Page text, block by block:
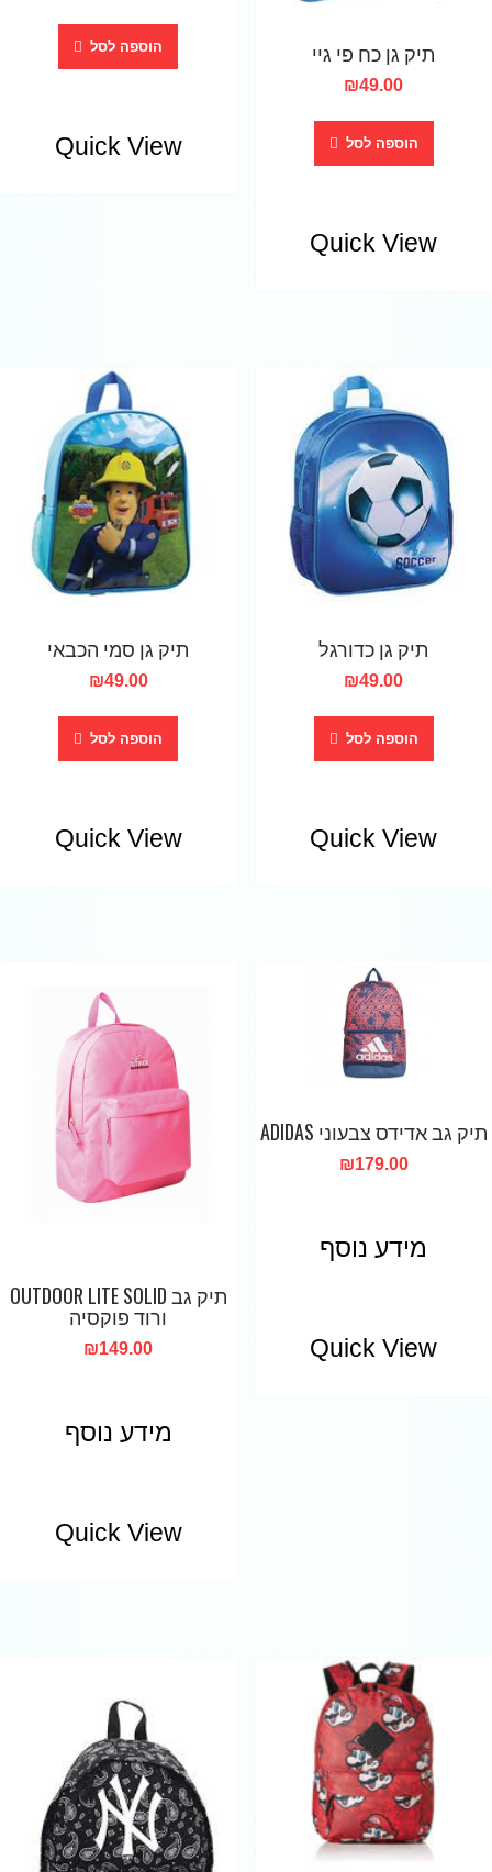
תיק גן כח פי גיי
₪49.00
הוספה לסל
Quick View
הוספה לסל
Quick View
תיק גן כדורגל
₪49.00
הוספה לסל
Quick View
תיק גן סמי הכבאי
₪49.00
הוספה לסל
Quick View
תיק גב אדידס צבעוני ADIDAS
₪179.00
מידע נוסף
Quick View
תיק גב OUTDOOR LITE SOLID
ורוד פוקסיה
₪149.00
מידע נוסף
Quick View